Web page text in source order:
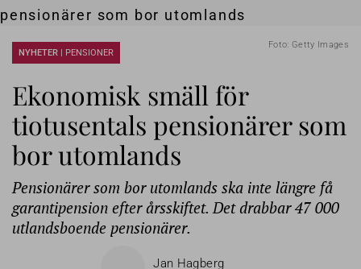
Foto: Getty Images
NYHETER | PENSIONER
Ekonomisk smäll för
tiotusentals pensionärer som
bor utomlands
Pensionärer som bor utomlands ska inte längre få
garantipension efter årsskiftet. Det drabbar 47 000
utlandsboende pensionärer.
Jan Hagberg